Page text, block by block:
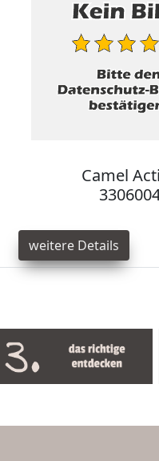
Camel
weitere Details